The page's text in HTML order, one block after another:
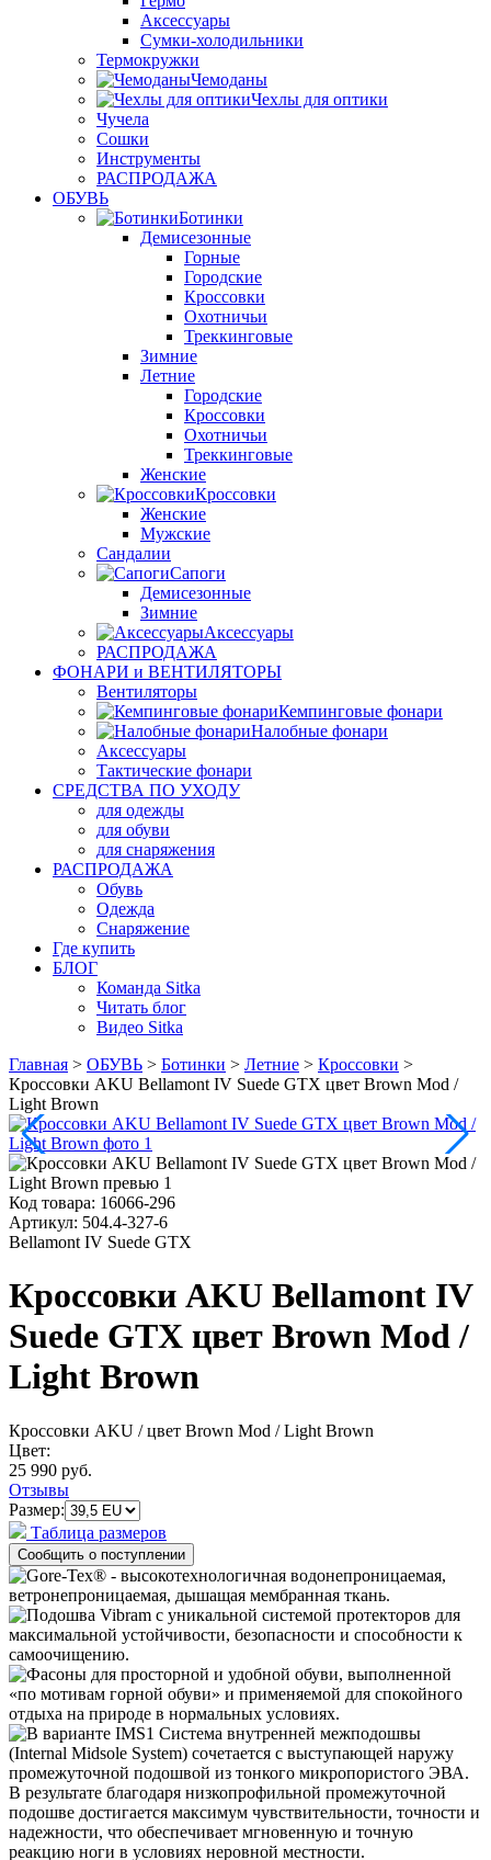
Аксессуары
Сумки-холодильники
Термокружки
Чемоданы
Чехлы для оптики
Чучела
Сошки
Инструменты
РАСПРОДАЖА
ОБУВЬ
Ботинки
Демисезонные
Горные
Городские
Кроссовки
Охотничьи
Треккинговые
Зимние
Летние
Городские
Кроссовки
Охотничьи
Треккинговые
Женские
Кроссовки
Женские
Мужские
Сандалии
Сапоги
Демисезонные
Зимние
Аксессуары
РАСПРОДАЖА
ФОНАРИ и ВЕНТИЛЯТОРЫ
Вентиляторы
Кемпинговые фонари
Налобные фонари
Аксессуары
Тактические фонари
СРЕДСТВА ПО УХОДУ
для одежды
для обуви
для снаряжения
РАСПРОДАЖА
Обувь
Одежда
Снаряжение
Где купить
БЛОГ
Команда Sitka
Читать блог
Видео Sitka
Главная > ОБУВЬ > Ботинки > Летние > Кроссовки >
Кроссовки AKU Bellamont IV Suede GTX цвет Brown Mod /
Light Brown
Код товара: 16066-296
Артикул: 504.4-327-6
Bellamont IV Suede GTX
Кроссовки AKU Bellamont IV
Suede GTX цвет Brown Mod /
Light Brown
Кроссовки AKU / цвет Brown Mod / Light Brown
Цвет:
25 990 руб.
Отзывы
Размер:
Таблица размеров